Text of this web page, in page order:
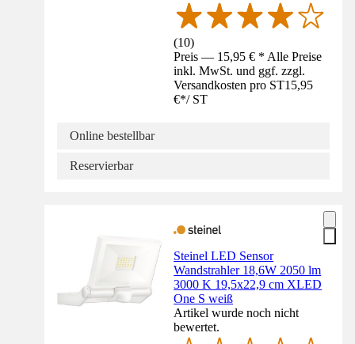
(10)
Preis — 15,95 € * Alle Preise
inkl. MwSt. und ggf. zzgl.
Versandkosten pro ST15,95
€*/ ST
Online bestellbar
Reservierbar
Steinel LED Sensor
Wandstrahler 18,6W 2050 lm
3000 K 19,5x22,9 cm XLED
One S weiß
Artikel wurde noch nicht
bewertet.